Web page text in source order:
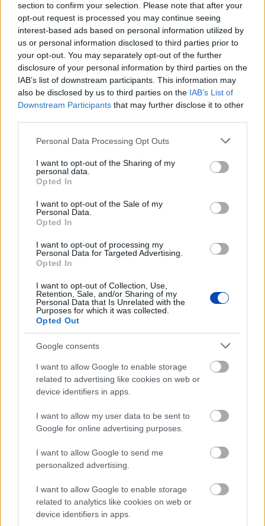
section to confirm your selection. Please note that after your
opt-out request is processed you may continue seeing
interest-based ads based on personal information utilized by
us or personal information disclosed to third parties prior to
your opt-out. You may separately opt-out of the further
disclosure of your personal information by third parties on the
IAB’s list of downstream participants. This information may
also be disclosed by us to third parties on the IAB’s List of
Downstream Participants that may further disclose it to other
Please note that this website/app uses one or more Google
not limited to your visit or usage behaviour. You may click to
grant or deny consent to Google and its third-party tags to
use your data for below specified purposes in below Google
consent section.
Personal Data Processing Opt Outs
I want to opt-out of the Sharing of my
personal data.
Opted In
I want to opt-out of the Sale of my
Personal Data.
Opted In
I want to opt-out of processing my
Personal Data for Targeted Advertising.
Opted In
I want to opt-out of Collection, Use,
Retention, Sale, and/or Sharing of my
Personal Data that Is Unrelated with the
Purposes for which it was collected.
Opted Out
Google consents
I want to allow Google to enable storage
related to advertising like cookies on web or
device identifiers in apps.
I want to allow my user data to be sent to
Google for online advertising purposes.
I want to allow Google to send me
personalized advertising.
I want to allow Google to enable storage
related to analytics like cookies on web or
device identifiers in apps.
Kérjük a kommentelőket, hogy tartózkodjanak az
olyan kommentek megírásától, melyek mások
személyiségi jogait sérthetik. Egyben felhívjuk
figyelmüket, hogy a kommentekhez tartozó IP
címeket a rendszer elraktározza.
SZÓRAKOZÁS
KVÍZ: Ki született Mikszáthfalván?
Egy bolgár kamionos mágnessel manipulálta
a pihenőidőt
SPORT
Eldől a Ferencváros sorsa
HELYI HÍREK
Megszerezhető az autópálya mellett kivágott
fa
Az oroszlánt egy régi ismerőse keresheti